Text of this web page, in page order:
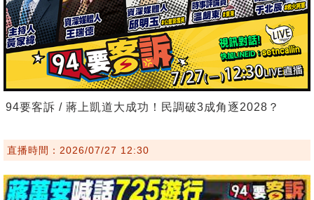
94要客訴 / 蔣上凱道大成功！民調破3成角逐2028？
直播時間：2026/07/27 12:30